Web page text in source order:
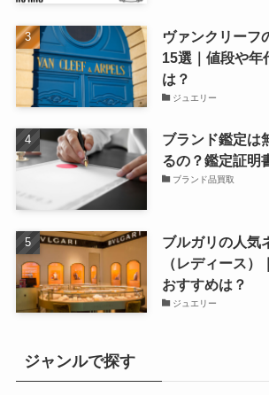
ヴァンクリーフ
15選｜値段や年
は？
ジュエリー
ブランド鑑定は
るの？鑑定証明
ブランド品買取
ブルガリの人気
（レディース
おすすめは？
ジュエリー
ジャンルで探す